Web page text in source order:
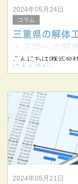
2024年05月24日
コラム
三重県の解体
と近隣への配
こんにちは!株式会
当社は三重県桑名
今回は解体工事に
お伝えします。
続きを読む>
2024年05月21日